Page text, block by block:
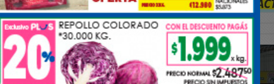
QUE LANZA YPF EN LA PROVINCIA DE